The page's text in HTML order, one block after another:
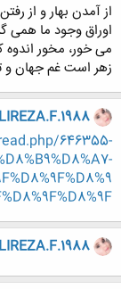
از آمدن بهار و از
اوراق وجود ما همی
می خور، مخور
زهر است غم جهان
646355-